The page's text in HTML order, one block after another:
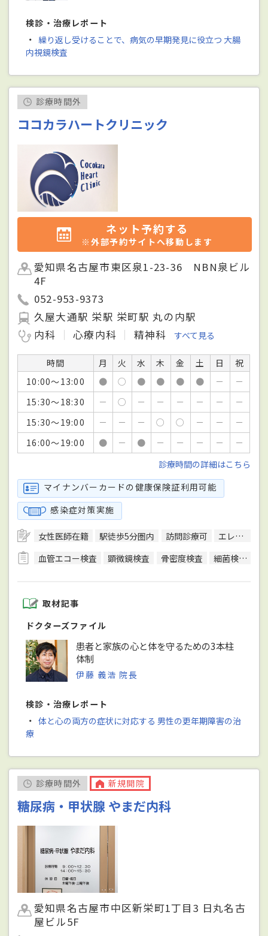
検診・治療レポート
・ 繰り返し受けることで、病気の早期発見に役立つ 大腸
内視鏡検査
診療時間外
ココカラハートクリニック
ネット予約する
※外部予約サイトへ移動します
愛知県名古屋市東区泉1-23-36 NBN泉ビル
4F
052-953-9373
久屋大通駅 栄駅 栄町駅 丸の内駅
内科
心療内科 精神科 すべて見る
時間 月 火 水 木 金 土 日
祝
10:00～13:00
● ○ ● ● ● ● －
－
15:30～18:30
－ ○ － － － － －
－
15:30～19:00
－ － － ○ ○ － －
－
16:00～19:00
● － ● － － － －
－
診療時間の詳細はこちら
マイナンバーカードの健康保険証利用可能
感染症対策実施
女性医師在籍 駅徒歩5分圏内 訪問診療可
エレベーターあり
血管エコー検査
顕微鏡検査 骨密度検査 細菌検査
取材記事
ドクターズファイル
患者と家族の心と体を守るための3本柱
体制
伊藤 義浩 院長
検診・治療レポート
・ 体と心の両方の症状に対応する 男性の更年期障害の治
療
診療時間外 新規開院
糖尿病・甲状腺 やまだ内科
愛知県名古屋市中区新栄町1丁目3 日丸名古
屋ビル5F